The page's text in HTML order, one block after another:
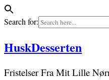
Search for:
Skip
to
HuskDesserten
Fristelser Fra Mit Lille